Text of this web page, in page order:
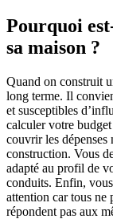
Pourquoi
sa maison ?
Quand on construit
long terme. Il
et susceptibles
calculer votre
couvrir les dépenses
construction. Vous
adapté au profil de
conduits. Enfin,
attention car tous ne
répondent pas aux